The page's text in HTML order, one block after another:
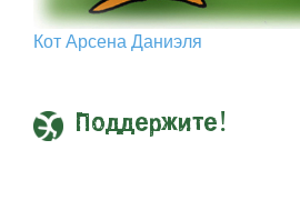
Кот Арcена Даниэля
Поддержите!